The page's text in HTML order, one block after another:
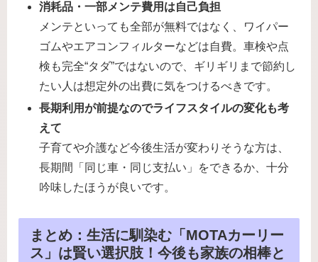
消耗品・一部メンテ費用は自己負担
メンテといっても全部が無料ではなく、ワイパー
ゴムやエアコンフィルターなどは自費。車検や点
検も完全“タダ”ではないので、ギリギリまで節約し
たい人は想定外の出費に気をつけるべきです。
長期利用が前提なのでライフスタイルの変化も考
えて
子育てや介護など今後生活が変わりそうな方は、
長期間「同じ車・同じ支払い」をできるか、十分
吟味したほうが良いです。
まとめ：生活に馴染む「MOTAカーリー
ス」は賢い選択肢！今後も家族の相棒と